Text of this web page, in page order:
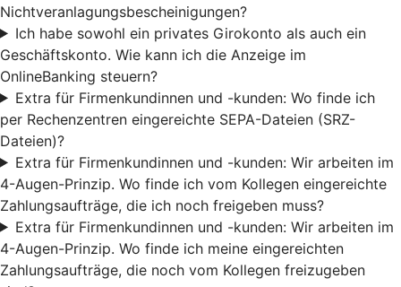
Nichtveranlagungsbescheinigungen?
Ich habe sowohl ein privates Girokonto als auch ein
Geschäftskonto. Wie kann ich die Anzeige im
OnlineBanking steuern?
Extra für Firmenkundinnen und -kunden: Wo finde ich
per Rechenzentren eingereichte SEPA-Dateien (SRZ-
Dateien)?
Extra für Firmenkundinnen und -kunden: Wir arbeiten im
4-Augen-Prinzip. Wo finde ich vom Kollegen eingereichte
Zahlungsaufträge, die ich noch freigeben muss?
Extra für Firmenkundinnen und -kunden: Wir arbeiten im
4-Augen-Prinzip. Wo finde ich meine eingereichten
Zahlungsaufträge, die noch vom Kollegen freizugeben